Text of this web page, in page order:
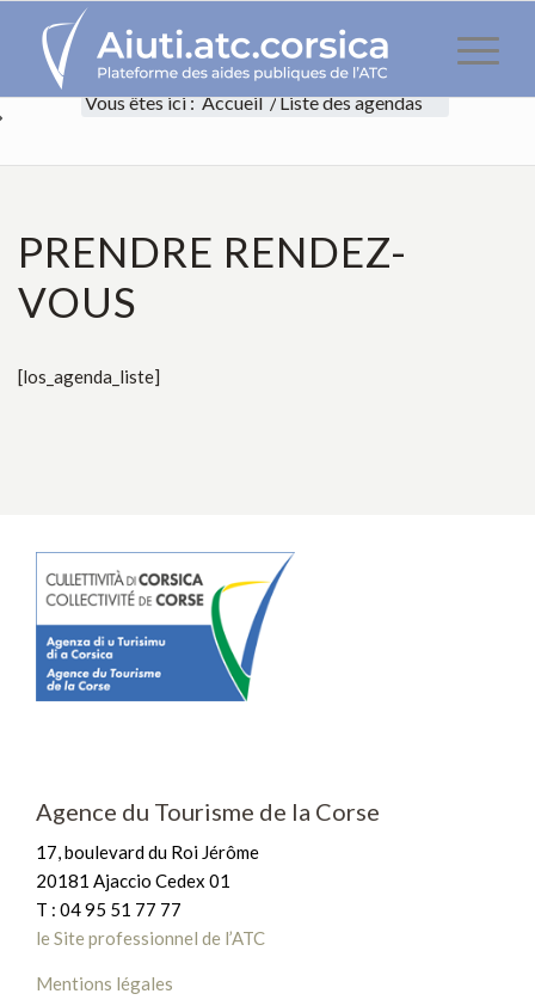
Vous êtes ici : Accueil /Liste des agendas
PRENDRE RENDEZ-
VOUS
[los_agenda_liste]
Agence du Tourisme de la Corse
17, boulevard du Roi Jérôme
20181 Ajaccio Cedex 01
T : 04 95 51 77 77
le Site professionnel de l’ATC
Mentions légales